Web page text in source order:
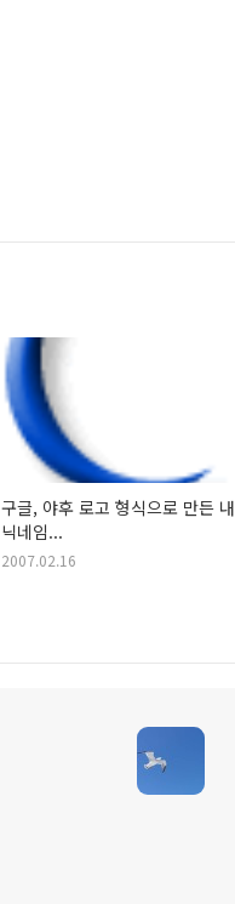
구글, 야후 로고 형식으로 만든 내
닉네임...
2007.02.16